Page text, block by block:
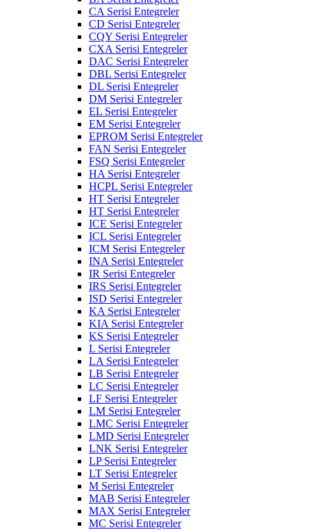
CA Serisi Entegreler
CD Serisi Entegreler
CQY Serisi Entegreler
CXA Serisi Entegreler
DAC Serisi Entegreler
DBL Serisi Entegreler
DL Serisi Entegreler
DM Serisi Entegreler
EL Serisi Entegreler
EM Serisi Entegreler
EPROM Serisi Entegreler
FAN Serisi Entegreler
FSQ Serisi Entegreler
HA Serisi Entegreler
HCPL Serisi Entegreler
HT Serisi Entegreler
HT Serisi Entegreler
ICE Serisi Entegreler
ICL Serisi Entegreler
ICM Serisi Entegreler
INA Serisi Entegreler
IR Serisi Entegreler
IRS Serisi Entegreler
ISD Serisi Entegreler
KA Serisi Entegreler
KIA Serisi Entegreler
KS Serisi Entegreler
L Serisi Entegreler
LA Serisi Entegreler
LB Serisi Entegreler
LC Serisi Entegreler
LF Serisi Entegreler
LM Serisi Entegreler
LMC Serisi Entegreler
LMD Serisi Entegreler
LNK Serisi Entegreler
LP Serisi Entegreler
LT Serisi Entegreler
M Serisi Entegreler
MAB Serisi Entegreler
MAX Serisi Entegreler
MC Serisi Entegreler